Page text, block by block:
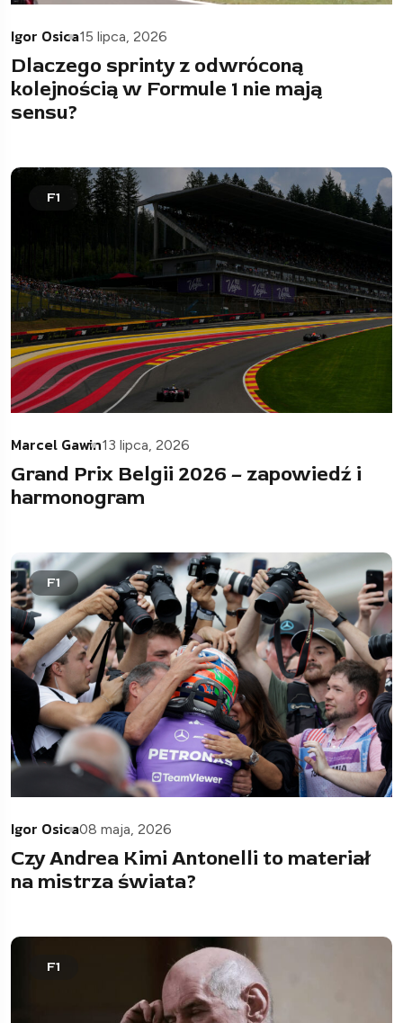
Igor Osica15 lipca, 2026
Dlaczego sprinty z odwróconą
kolejnością w Formule 1 nie mają
sensu?
F1
Marcel Gawin13 lipca, 2026
Grand Prix Belgii 2026 – zapowiedź i
harmonogram
F1
Igor Osica08 maja, 2026
Czy Andrea Kimi Antonelli to materiał
na mistrza świata?
F1